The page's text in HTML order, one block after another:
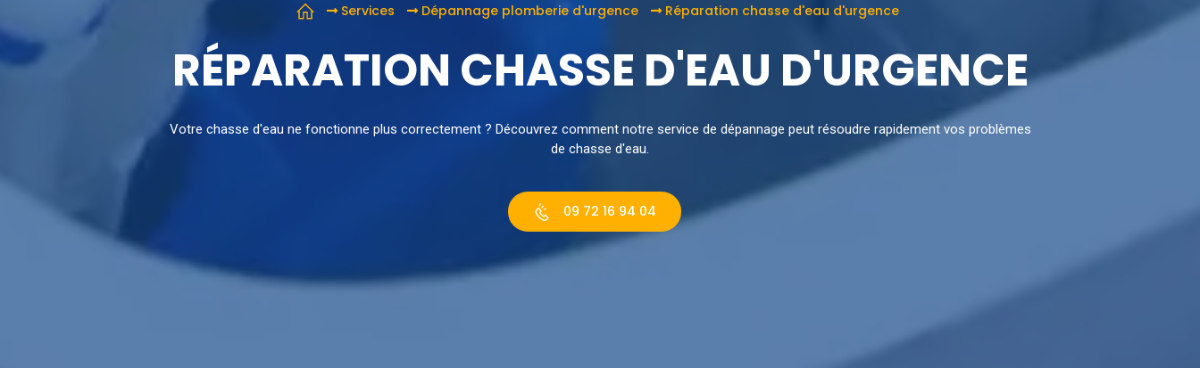
Services Dépannage plomberie d'urgence Réparation chasse d'eau d'urgence
RÉPARATION CHASSE D'EAU D'URGENCE
Votre chasse d'eau ne fonctionne plus correctement ? Découvrez comment notre service de dépannage peut résoudre rapidement vos problèmes
de chasse d'eau.
09 72 16 94 04